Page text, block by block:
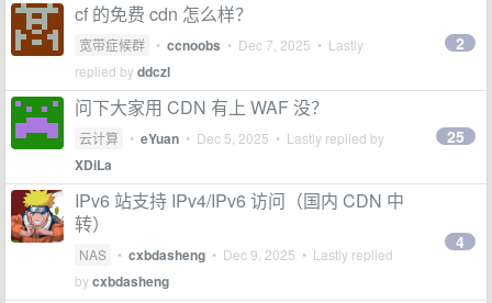
cf 的免费 cdn 怎么样？
宽带症候群 • ccnoobs • Dec 7, 2025 • Lastly
replied byddczl
2
问下大家用 CDN 有上 WAF 没？
云计算 • eYuan • Dec 5, 2025 • Lastly replied by
XDiLa
25
IPv6 站支持 IPv4/IPv6 访问（国内 CDN 中
转）
NAS • cxbdasheng • Dec 9, 2025 • Lastly replied
bycxbdasheng
4